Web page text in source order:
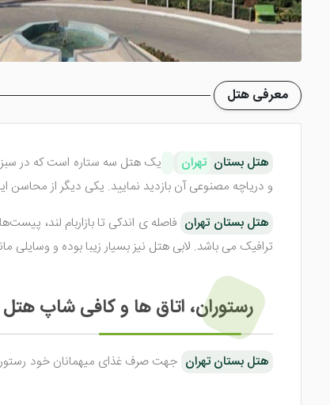
معرفی هتل
هتل بستان تهران یک هتل سه ستاره است که در
و دریاچه مصنوعی آن بازدید نمایید. یکی دیگر از محاسن این هتل نزدیک بودن
هتل بستان تهران فاصله‌ ی اندکی تا بازاربام لند،
ترافیک می‌ باشد. لابی هتل نیز بسیار زیبا بوده و وسایلی
رستوران، اتاق ‌ها و کافی ‌شاپ
هتل بستان تهران جهت صرف غذای میهمانان خود
تا میهمانان با دست باز غذای مورد علاقه خود را نوش